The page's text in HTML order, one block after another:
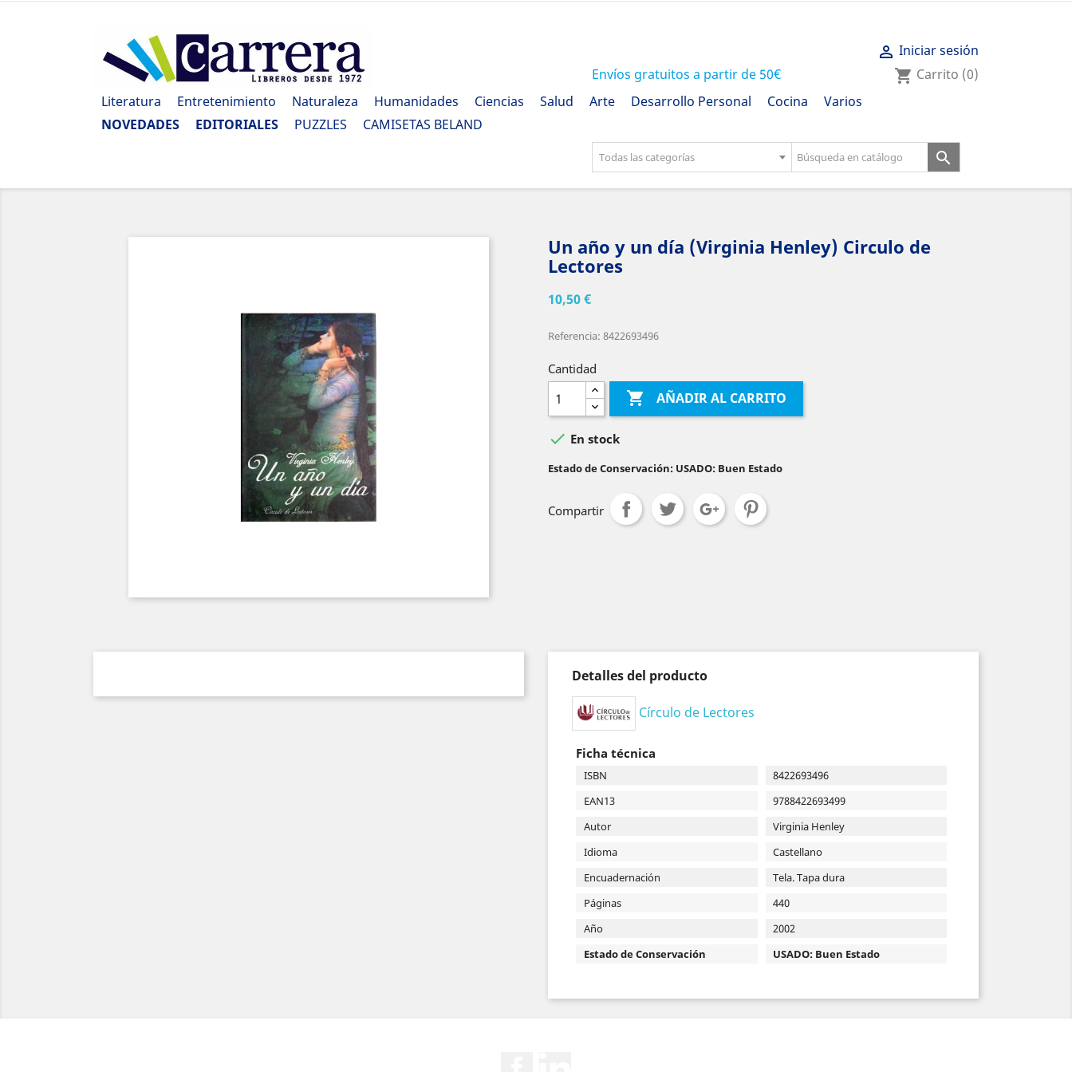
Envíos gratuitos a partir de 50€
Literatura
Entretenimiento Naturaleza Humanidades Ciencias Salud Arte Desarrollo Personal Cocina
Varios
NOVEDADES
EDITORIALES PUZZLES CAMISETAS BELAND
 Iniciar sesión
shopping_cart Carrito (0)
Todas las categorías 
Un año y un día (Virginia Henley) Circulo de
Lectores
10,50 €
Referencia: 8422693496
Cantidad
 AÑADIR AL CARRITO
 En stock
Estado de Conservación: USADO: Buen Estado
Compartir
Detalles del producto
Círculo de Lectores
Ficha técnica
ISBN
8422693496
EAN13
9788422693499
Autor
Virginia Henley
Idioma
Castellano
Encuadernación
Tela. Tapa dura
Páginas
440
Año
2002
Estado de Conservación
USADO: Buen Estado